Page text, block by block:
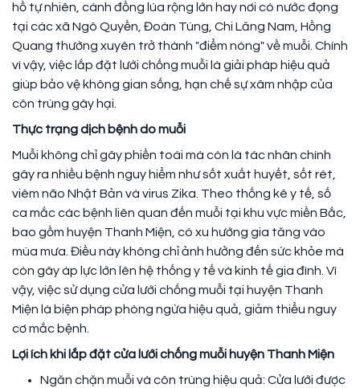
hồ tự nhiên, cánh đồng lúa rộng lớn hay nơi có nước đọng
tại các xã Ngô Quyền, Đoàn Tùng, Chi Lăng Nam, Hồng
Quang thường xuyên trở thành "điểm nóng" về muỗi. Chính
vì vậy, việc lắp đặt lưới chống muỗi là giải pháp hiệu quả
giúp bảo vệ không gian sống, hạn chế sự xâm nhập của
côn trùng gây hại.
Thực trạng dịch bệnh do muỗi
Muỗi không chỉ gây phiền toái mà còn là tác nhân chính
gây ra nhiều bệnh nguy hiểm như sốt xuất huyết, sốt rét,
viêm não Nhật Bản và virus Zika. Theo thống kê y tế, số
ca mắc các bệnh liên quan đến muỗi tại khu vực miền Bắc,
bao gồm huyện Thanh Miện, có xu hướng gia tăng vào
mùa mưa. Điều này không chỉ ảnh hưởng đến sức khỏe mà
còn gây áp lực lớn lên hệ thống y tế và kinh tế gia đình. Vì
vậy, việc sử dụng cửa lưới chống muỗi tại huyện Thanh
Miện là biện pháp phòng ngừa hiệu quả, giảm thiểu nguy
cơ mắc bệnh.
Lợi ích khi lắp đặt cửa lưới chống muỗi huyện Thanh Miện
Ngăn chặn muỗi và côn trùng hiệu quả: Cửa lưới được